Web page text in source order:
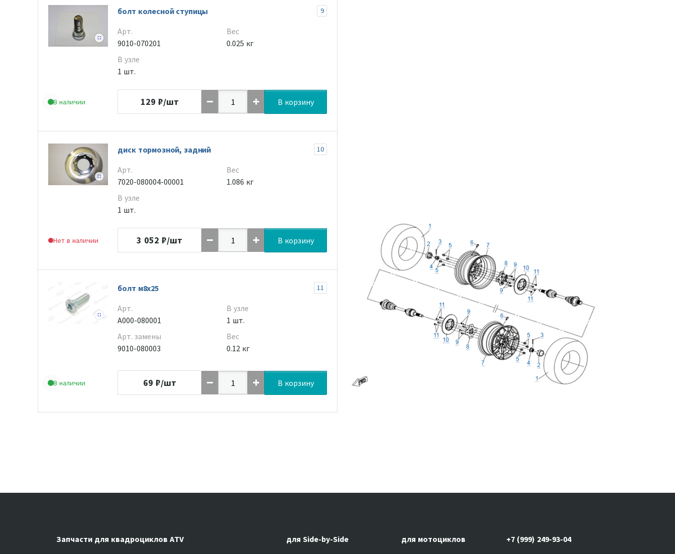
В наличии
болт колесной ступицы 9
Арт.
9010-070201
В узле
1 шт.
Вес
0.025 кг
129 ₽/шт В корзину
Нет в наличии
диск тормозной, задний 10
Арт.
7020-080004-00001
В узле
1 шт.
Вес
1.086 кг
3 052 ₽/шт В корзину
В наличии
болт м8х25 11
Арт.
A000-080001
Арт. замены
9010-080003
В узле
1 шт.
Вес
0.12 кг
69 ₽/шт В корзину
Запчасти для квадроциклов ATV для Side-by-Side для мотоциклов +7 (999) 249-93-04